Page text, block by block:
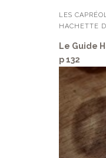
LES
HACHETTE
Le Guide
p 132